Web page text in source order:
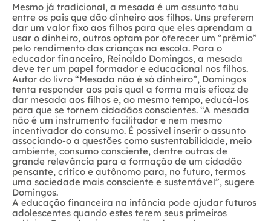
Mesmo já tradicional, a mesada é um assunto tabu
entre os pais que dão dinheiro aos filhos. Uns preferem
dar um valor fixo aos filhos para que eles aprendam a
usar o dinheiro, outros optam por oferecer um “prêmio”
pelo rendimento das crianças na escola. Para o
educador financeiro, Reinaldo Domingos, a mesada
deve ter um papel formador e educacional nos filhos.
Autor do livro “Mesada não é só dinheiro”, Domingos
tenta responder aos pais qual a forma mais eficaz de
dar mesada aos filhos e, ao mesmo tempo, educá-los
para que se tornem cidadãos conscientes. “A mesada
não é um instrumento facilitador e nem mesmo
incentivador do consumo. É possível inserir o assunto
associando-o a questões como sustentabilidade, meio
ambiente, consumo consciente, dentre outras de
grande relevância para a formação de um cidadão
pensante, crítico e autônomo para, no futuro, termos
uma sociedade mais consciente e sustentável”, sugere
Domingos.
A educação financeira na infância pode ajudar futuros
adolescentes quando estes terem seus primeiros